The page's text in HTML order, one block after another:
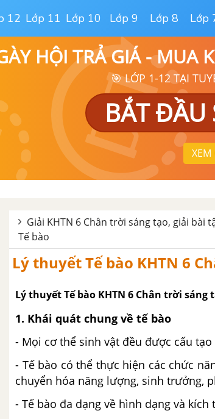
12 Lớp 11 Lớp 10 Lớp 9 Lớp 8 Lớp
HỘI TRẢ GIÁ - MUA
🎯 LỚP 1-12 TẠI
BẮT ĐẦU
XEM
Giải KHTN 6 Chân trời sáng tạo, giải bài
Tế bào
Lý thuyết Tế bào KHTN 6
Lý thuyết Tế bào KHTN 6 Chân trời
1. Khái quát chung về tế bào
- Mọi cơ thể sinh vật đều được cấu
- Tế bào có thể thực hiện các chức
chuyển hóa năng lượng, sinh trưởng,
- Tế bào đa dạng về hình dạng và